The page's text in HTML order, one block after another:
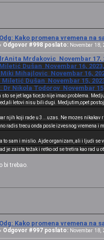
Odg: Kako promena vremena na
« Odgovor #998 poslato: Novembar 18,
Mrdakovic Novembar 17,
Dušan Novembar 16,
Mihajlovic Novembar 16,
Dušan Novembar 15,
Dr Nikola Todorov Novembar
sto se jet lega tice,to nije imao problema.
letovi nisu bili dugi. Medjutim,opet
njih koji rade u 3...uzas. Ne mozes nikakav
radis trecu onda posle izvesnog vremena i
to sam i mislio. Ajde organizam, ali i ljudi
je zaista težak i retko od se tretira kao rad u
bi trebao.
Odg: Kako promena vremena na
« Odgovor #997 poslato: Novembar 18,